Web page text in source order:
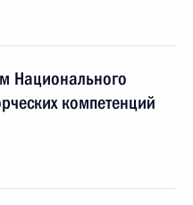
Национального
компетенций